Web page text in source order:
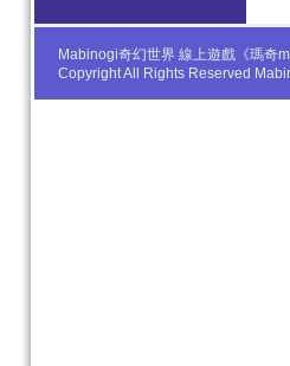
Mabinogi奇幻世界 線上遊戲《瑪奇
Copyright All Rights Reserved